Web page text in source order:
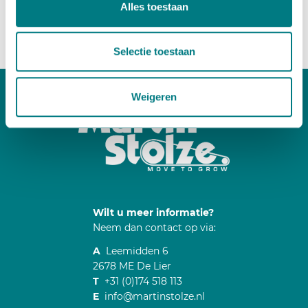
Alles toestaan
Selectie toestaan
Weigeren
Wilt u meer informatie?
Neem dan contact op via:
ALeemidden 6
2678 ME De Lier
T+31 (0)174 518 113
Einfo@martinstolze.nl